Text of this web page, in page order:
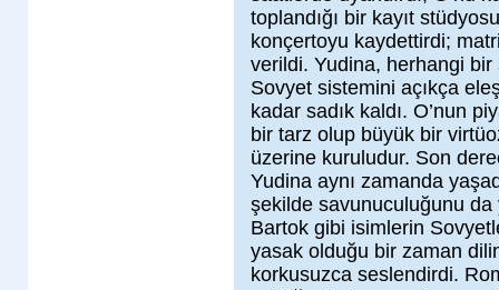
toplandığı bir kayıt
konçertoyu kaydettirdi;
verildi. Yudina, herhangi
Sovyet sistemini açıkça
kadar sadık kaldı. O’nun
bir tarz olup büyük bir
üzerine kuruludur. Son
Yudina aynı zamanda
şekilde savunuculuğunu da
Bartok gibi isimlerin
yasak olduğu bir zaman
korkusuzca seslendirdi.